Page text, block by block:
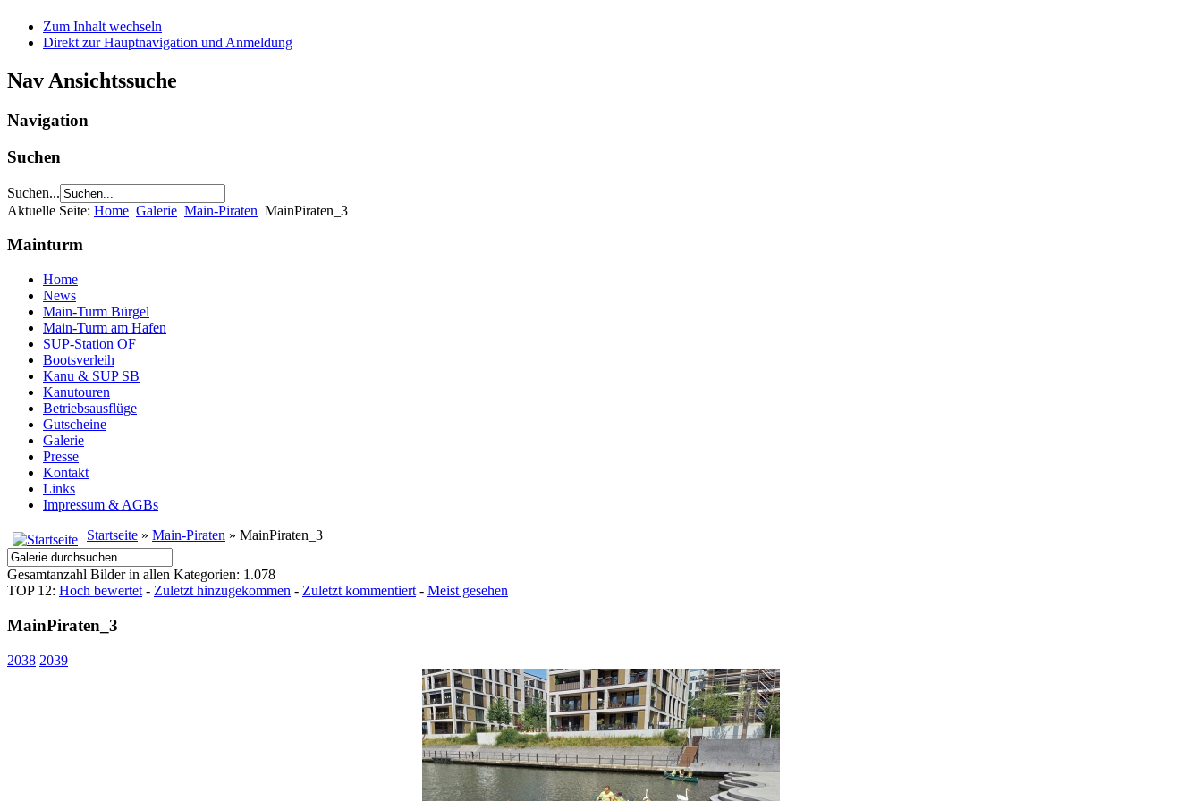
Zum Inhalt wechseln
Direkt zur Hauptnavigation und Anmeldung
Nav Ansichtssuche
Navigation
Suchen
Suchen...
Aktuelle Seite: Home Galerie Main-Piraten MainPiraten_3
Mainturm
Home
News
Main-Turm Bürgel
Main-Turm am Hafen
SUP-Station OF
Bootsverleih
Kanu & SUP SB
Kanutouren
Betriebsausflüge
Gutscheine
Galerie
Presse
Kontakt
Links
Impressum & AGBs
Startseite » Main-Piraten » MainPiraten_3
Gesamtanzahl Bilder in allen Kategorien: 1.078
TOP 12: Hoch bewertet - Zuletzt hinzugekommen - Zuletzt kommentiert - Meist gesehen
MainPiraten_3
2038 2039